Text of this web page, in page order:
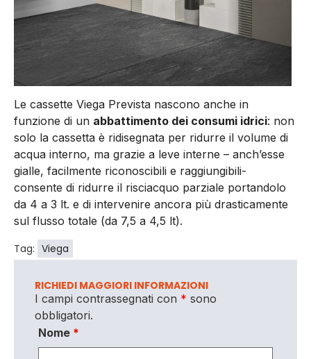
Le cassette Viega Prevista nascono anche in
funzione di un abbattimento dei consumi idrici: non
solo la cassetta è ridisegnata per ridurre il volume di
acqua interno, ma grazie a leve interne – anch’esse
gialle, facilmente riconoscibili e raggiungibili-
consente di ridurre il risciacquo parziale portandolo
da 4 a 3 lt. e di intervenire ancora più drasticamente
sul flusso totale (da 7,5 a 4,5 lt).
Tag: Viega
RICHIEDI MAGGIORI INFORMAZIONI
I campi contrassegnati con * sono
obbligatori.
Nome *